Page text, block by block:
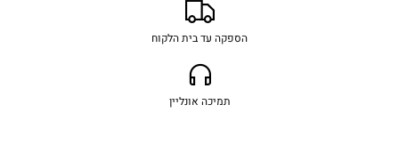
הספקה עד בית הלקוח
תמיכה אונליין